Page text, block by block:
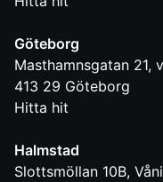
Göteborg
Masthamnsgatan 21,
413 29 Göteborg
Hitta hit
Halmstad
Slottsmöllan 10B,